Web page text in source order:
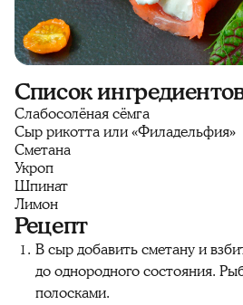
Список
Слабосолёная сёмга
Сыр рикотта или «Филадельфия»
Сметана
Укроп
Шпинат
Лимон
Рецепт
В сыр добавить сметану и
до однородного состояния.
полосками.